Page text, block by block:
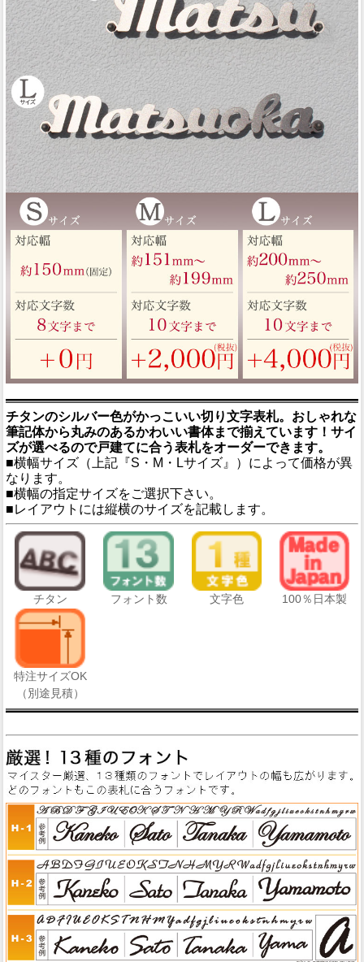
チタンのシルバー色がかっこいい切り文字表札。おしゃれな
筆記体から丸みのあるかわいい書体まで揃えています！サイ
ズが選べるので戸建てに合う表札をオーダーできます。
■横幅サイズ（上記『S・M・Lサイズ』）によって価格が異
なります。
■横幅の指定サイズをご選択下さい。
■レイアウトには縦横のサイズを記載します。
チタン フォント数 文字色 100％日本製
特注サイズOK
（別途見積）